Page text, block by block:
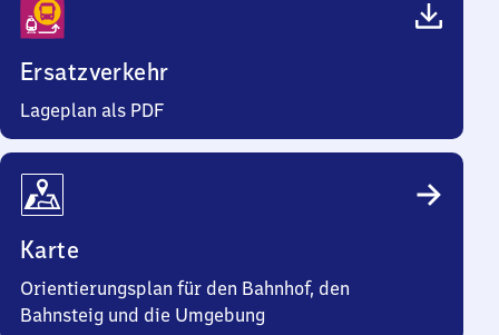
Ersatzverkehr
Lageplan als PDF
Karte
Orientierungsplan für den Bahnhof, den
Bahnsteig und die Umgebung